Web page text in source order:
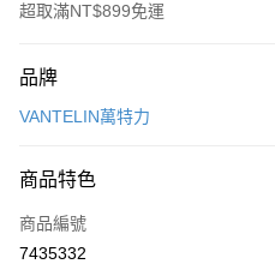
超取滿NT$899免運
信用卡一次付款
LINE Pay
Apple Pay
品牌
VANTELIN萬特力
商品特色
商品編號
7435332